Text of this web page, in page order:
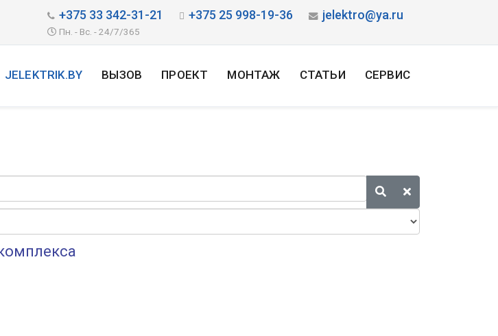
+375 33 342-31-21 +375 25 998-19-36 jelektro@ya.ru
Пн. - Вс. - 24/7/365
JELEKTRIK.BY ВЫЗОВ ПРОЕКТ МОНТАЖ СТАТЬИ СЕРВИС